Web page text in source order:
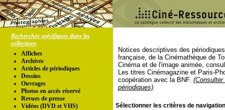
Recherches spécifiques dans les
collections
Affiches
Archives
Articles de périodiques
Dessins
Ouvrages
Photos en accés réservé
Revues de presse
Vidéos (DVD et VHS)
Notices descriptives des
française, de la Cinémathèque de
Cinéma et de l'image animée,
Les titres Cinémagazine et Paris-
coopération avec la BNF.
périodiques)
Sélectionner les critères de